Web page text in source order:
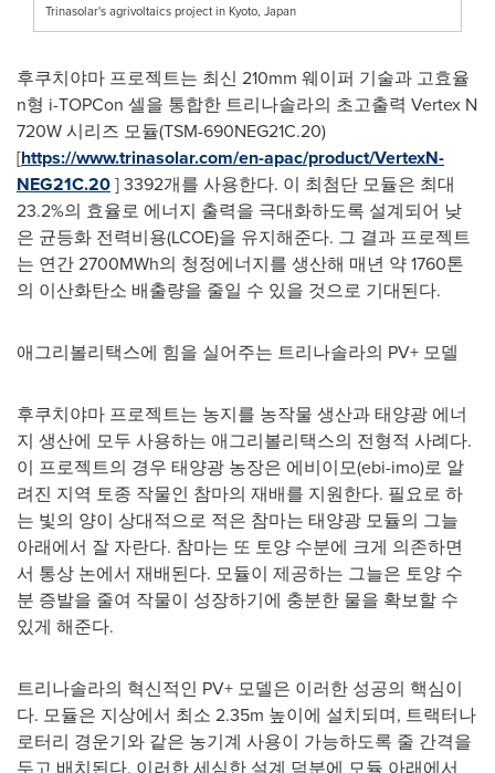
Trinasolar's agrivoltaics project in Kyoto, Japan
후쿠치야마 프로젝트는 최신 210mm 웨이퍼 기술과 고효율
n형 i-TOPCon 셀을 통합한 트리나솔라의 초고출력 Vertex N
720W 시리즈 모듈(TSM-690NEG21C.20)
[https://www.trinasolar.com/en-apac/product/VertexN-
NEG21C.20] 3392개를 사용한다. 이 최첨단 모듈은 최대
23.2%의 효율로 에너지 출력을 극대화하도록 설계되어 낮
은 균등화 전력비용(LCOE)을 유지해준다. 그 결과 프로젝트
는 연간 2700MWh의 청정에너지를 생산해 매년 약 1760톤
의 이산화탄소 배출량을 줄일 수 있을 것으로 기대된다.
애그리볼리택스에 힘을 실어주는 트리나솔라의 PV+ 모델
후쿠치야마 프로젝트는 농지를 농작물 생산과 태양광 에너
지 생산에 모두 사용하는 애그리볼리택스의 전형적 사례다.
이 프로젝트의 경우 태양광 농장은 에비이모(ebi-imo)로 알
려진 지역 토종 작물인 참마의 재배를 지원한다. 필요로 하
는 빛의 양이 상대적으로 적은 참마는 태양광 모듈의 그늘
아래에서 잘 자란다. 참마는 또 토양 수분에 크게 의존하면
서 통상 논에서 재배된다. 모듈이 제공하는 그늘은 토양 수
분 증발을 줄여 작물이 성장하기에 충분한 물을 확보할 수
있게 해준다.
트리나솔라의 혁신적인 PV+ 모델은 이러한 성공의 핵심이
다. 모듈은 지상에서 최소 2.35m 높이에 설치되며, 트랙터나
로터리 경운기와 같은 농기계 사용이 가능하도록 줄 간격을
두고 배치된다. 이러한 세심한 설계 덕분에 모듈 아래에서